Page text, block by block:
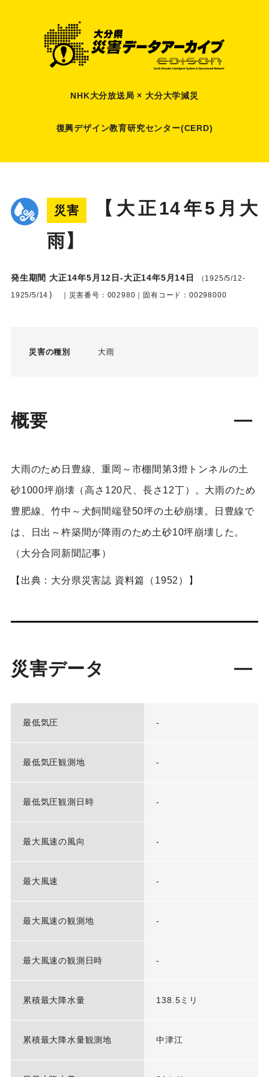
NHK大分放送局 × 大分大学減災
復興デザイン教育研究センター(CERD)
災害
【大正14年5月大
雨】
発生期間 大正14年5月12日-大正14年5月14日
（1925/5/12-
1925/5/14 ） ｜災害番号：002980｜固有コード：00298000
災害の種別 大雨
概要
大雨のため日豊線、重岡～市棚間第3燈トンネルの土
砂1000坪崩壊（高さ120尺、長さ12丁）。大雨のため
豊肥線、竹中～犬飼間端登50坪の土砂崩壊。日豊線で
は、日出～杵築間が降雨のため土砂10坪崩壊した。
（大分合同新聞記事）
【出典：大分県災害誌 資料篇（1952）】
災害データ
最低気圧 -
最低気圧観測地 -
最低気圧観測日時 -
最大風速の風向 -
最大風速 -
最大風速の観測地 -
最大風速の観測日時 -
累積最大降水量 138.5ミリ
累積最大降水量観測地 中津江